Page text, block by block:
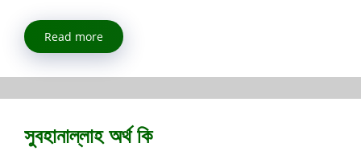
Read more
সুবহানাল্লাহ অর্থ কি